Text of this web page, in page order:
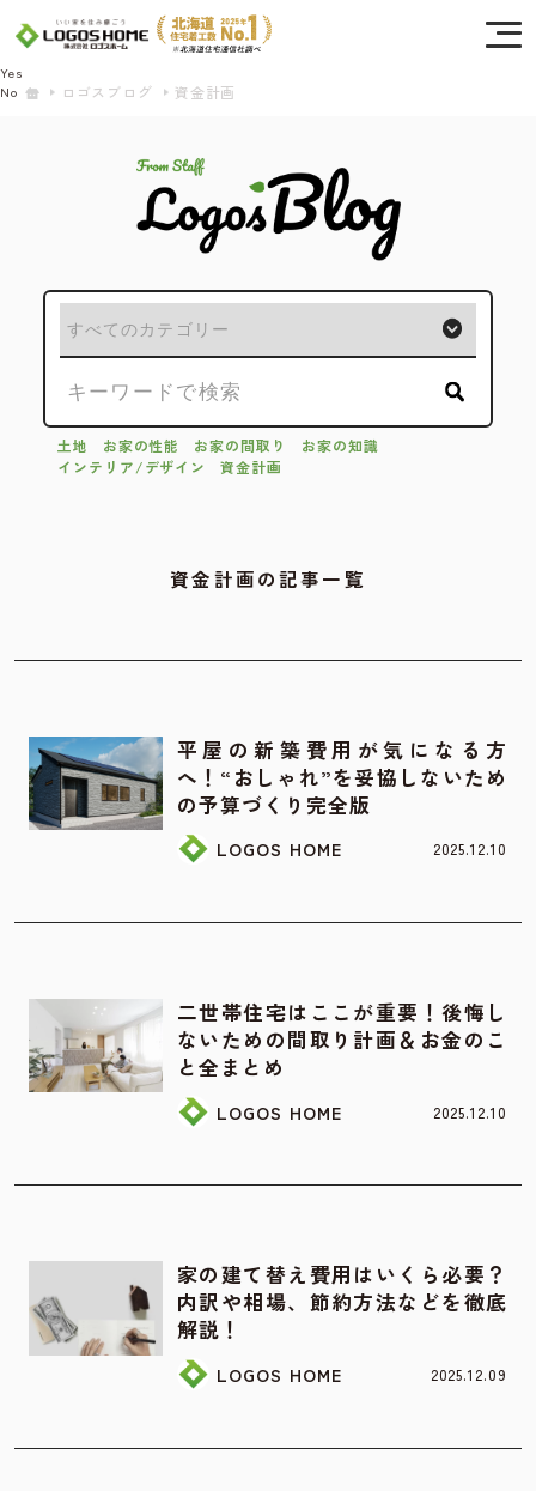
ロゴスブログ 資金計画
土地 お家の性能 お家の間取り
お家の知識
インテリア/デザイン
資金計画
資金計画の記事一覧
平屋の新築費用が気になる方
へ！“おしゃれ”を妥協しないため
の予算づくり完全版
LOGOS HOME 2025.12.10
二世帯住宅はここが重要！後悔し
ないための間取り計画＆お金のこ
と全まとめ
LOGOS HOME 2025.12.10
家の建て替え費用はいくら必要？
内訳や相場、節約方法などを徹底
解説！
LOGOS HOME 2025.12.09
Cookie を使用して、お客様の活動を追跡してもよろしいですか? 当社ではお客様の
プライバシーを極めて重視しています。詳細について、およびご質問がある場合
は、当社のプライバシーポリシーをご覧ください。
Yes
No